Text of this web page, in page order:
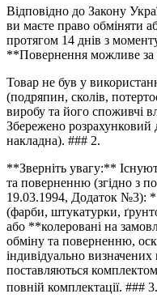
Відповідно до Закону
ви маєте право обміняти
протягом 14 днів з
**Повернення можливе
Товар не був у
(подряпин, сколів,
виробу та його споживчі
Збережено розрахунковий
накладна). ### 2.
**Зверніть увагу:**
та поверненню (згідно з
19.03.1994, Додаток №3):
(фарби, штукатурки,
або **колеровані на
обміну та поверненню,
індивідуально
поставляються
повній комплектації.